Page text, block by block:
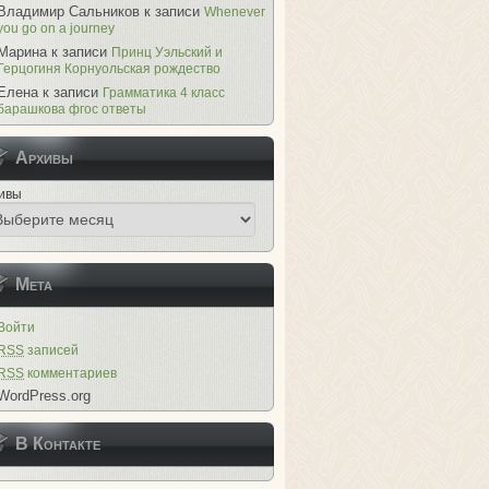
Сальников к записи Whenever
go on a journey
к записи Принц Уэльский и
Корнуольская рождество
к записи Грамматика 4 класс
фгос ответы
Архивы
Мета
записей
комментариев
В Контакте